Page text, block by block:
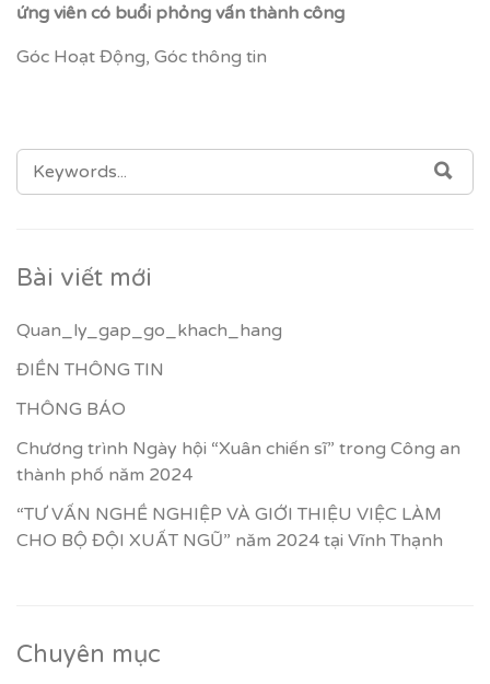
ứng viên có buổi phỏng vấn thành công
Góc Hoạt Động, Góc thông tin
SEARCH
FOR:
Bài viết mới
Quan_ly_gap_go_khach_hang
ĐIỀN THÔNG TIN
THÔNG BÁO
Chương trình Ngày hội “Xuân chiến sĩ” trong Công an
thành phố năm 2024
“TƯ VẤN NGHỀ NGHIỆP VÀ GIỚI THIỆU VIỆC LÀM
CHO BỘ ĐỘI XUẤT NGŨ” năm 2024 tại Vĩnh Thạnh
Chuyên mục